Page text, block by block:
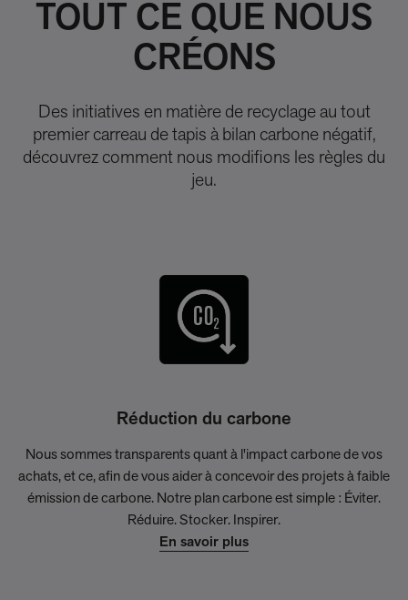
TOUT CE QUE NOUS
CRÉONS
Des initiatives en matière de recyclage au tout
premier carreau de tapis à bilan carbone négatif,
découvrez comment nous modifions les règles du
jeu.
Réduction du carbone
Nous sommes transparents quant à l'impact carbone de vos
achats, et ce, afin de vous aider à concevoir des projets à faible
émission de carbone. Notre plan carbone est simple : Éviter.
Réduire. Stocker. Inspirer.
En savoir plus